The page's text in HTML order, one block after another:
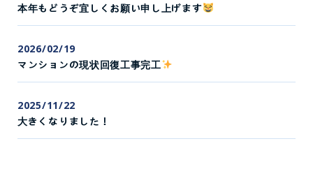
本年もどうぞ宜しくお願い申し上げます
2026/02/19
マンションの現状回復工事完工
2025/11/22
大きくなりました！